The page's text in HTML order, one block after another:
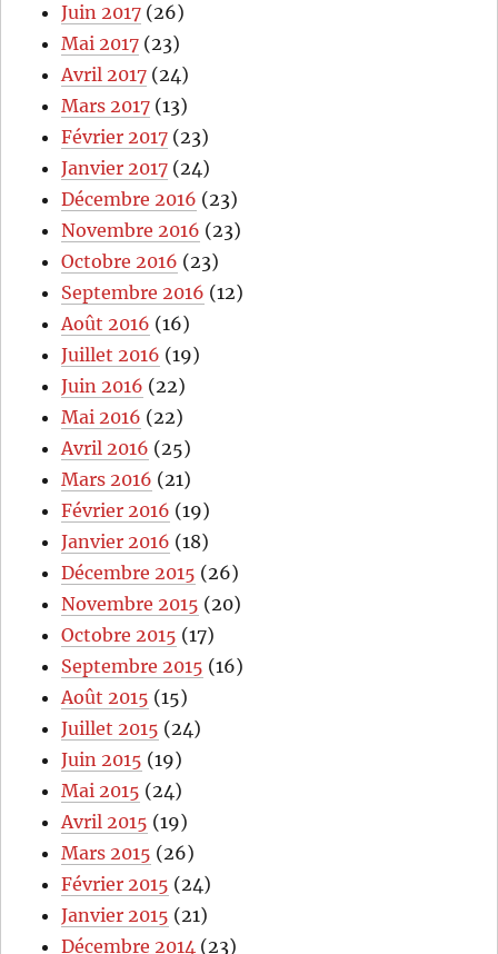
Juin 2017 (26)
Mai 2017 (23)
Avril 2017 (24)
Mars 2017 (13)
Février 2017 (23)
Janvier 2017 (24)
Décembre 2016 (23)
Novembre 2016 (23)
Octobre 2016 (23)
Septembre 2016 (12)
Août 2016 (16)
Juillet 2016 (19)
Juin 2016 (22)
Mai 2016 (22)
Avril 2016 (25)
Mars 2016 (21)
Février 2016 (19)
Janvier 2016 (18)
Décembre 2015 (26)
Novembre 2015 (20)
Octobre 2015 (17)
Septembre 2015 (16)
Août 2015 (15)
Juillet 2015 (24)
Juin 2015 (19)
Mai 2015 (24)
Avril 2015 (19)
Mars 2015 (26)
Février 2015 (24)
Janvier 2015 (21)
Décembre 2014 (23)